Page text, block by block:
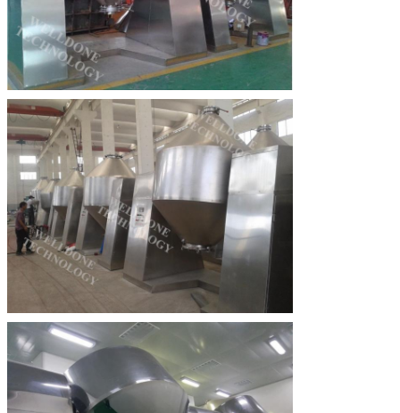
Mesaj bırakın
Sizi yakında arayacağız!